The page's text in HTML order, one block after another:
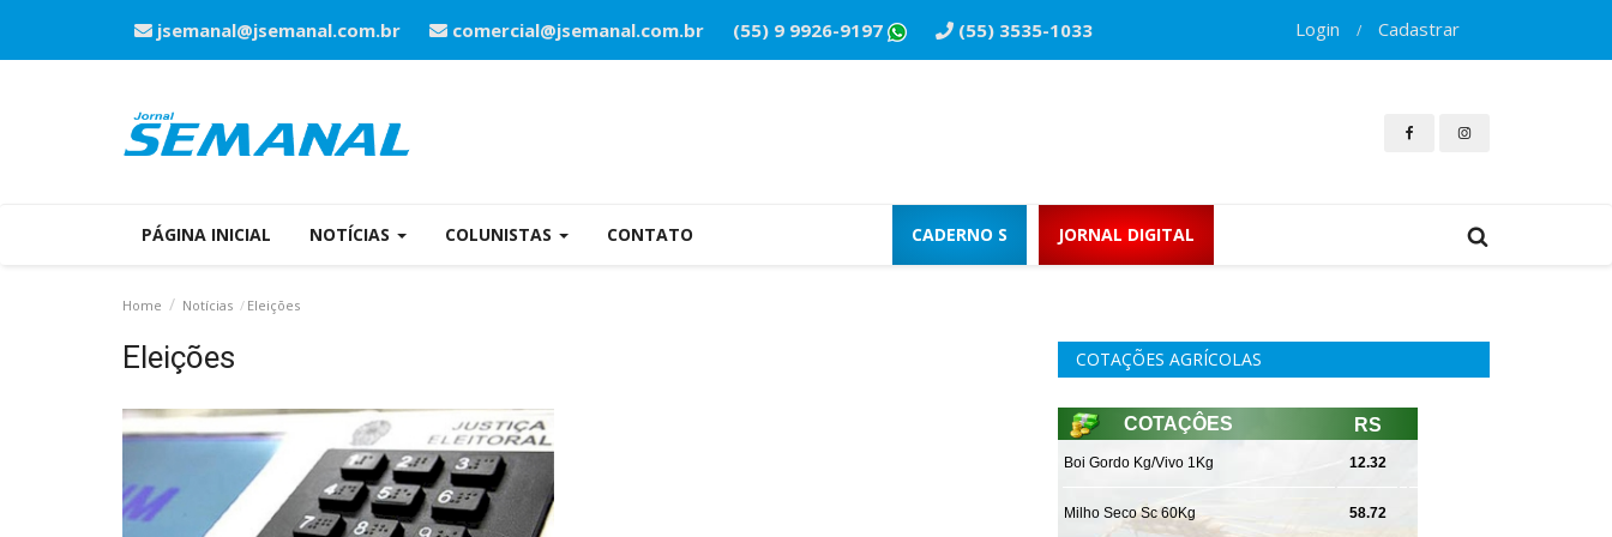
jsemanal@jsemanal.com.br comercial@jsemanal.com.br (55) 9 9926-9197 (55) 3535-1033 Login / Cadastrar
PÁGINA INICIAL NOTÍCIAS COLUNISTAS CONTATO CADERNO S JORNAL DIGITAL
Home Notícias Eleições
Eleições COTAÇÕES AGRÍCOLAS